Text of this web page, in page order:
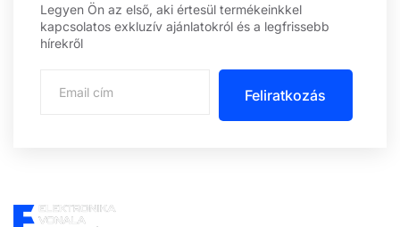
Legyen Ön az első, aki értesül termékeinkkel
kapcsolatos exkluzív ajánlatokról és a legfrissebb
hírekről
Feliratkozás